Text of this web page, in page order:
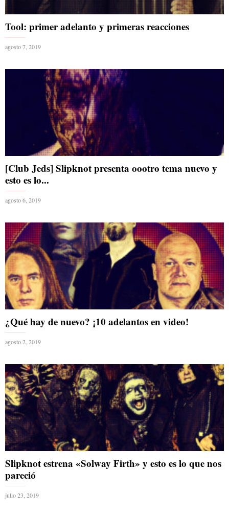
Tool: primer adelanto y primeras reacciones
agosto 7, 2019
[Club Jeds] Slipknot presenta oootro tema nuevo y
esto es lo...
agosto 6, 2019
¿Qué hay de nuevo? ¡10 adelantos en video!
agosto 2, 2019
Slipknot estrena «Solway Firth» y esto es lo que nos
pareció
julio 23, 2019